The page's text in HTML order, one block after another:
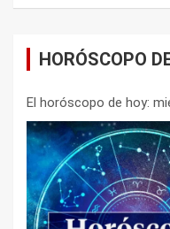
HORÓSCOPO
El horóscopo de hoy: